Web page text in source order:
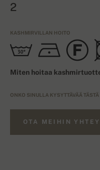
2
KASHMIRVILLAN HOITO
Miten hoitaa
ONKO SINULLA KYSYTTÄVÄÄ TÄSTÄ
OTA MEIHIN